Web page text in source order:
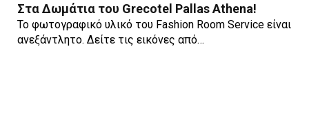
Στα Δωμάτια του Grecotel Pallas Athena!
Το φωτογραφικό υλικό του Fashion Room Service είναι
ανεξάντλητο. Δείτε τις εικόνες από…